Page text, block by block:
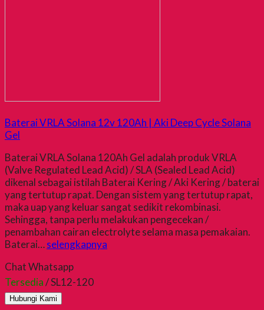
Baterai VRLA Solana 12v 120Ah | Aki Deep Cycle Solana
Gel
Baterai VRLA Solana 120Ah Gel adalah produk VRLA
(Valve Regulated Lead Acid) / SLA (Sealed Lead Acid)
dikenal sebagai istilah Baterai Kering / Aki Kering / baterai
yang tertutup rapat. Dengan sistem yang tertutup rapat,
maka uap yang keluar sangat sedikit rekombinasi.
Sehingga, tanpa perlu melakukan pengecekan /
penambahan cairan electrolyte selama masa pemakaian.
Baterai…selengkapnya
Chat Whatsapp
Tersedia/ SL12-120
Hubungi Kami